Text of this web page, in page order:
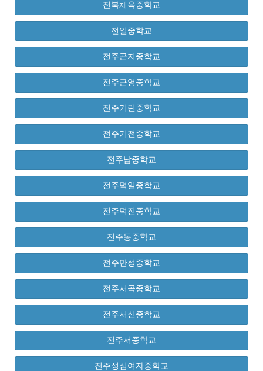
전북체육중학교
전일중학교
전주곤지중학교
전주근영중학교
전주기린중학교
전주기전중학교
전주남중학교
전주덕일중학교
전주덕진중학교
전주동중학교
전주만성중학교
전주서곡중학교
전주서신중학교
전주서중학교
전주성심여자중학교